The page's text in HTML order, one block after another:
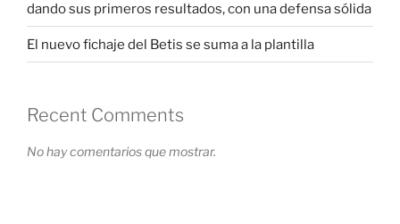
dando sus primeros resultados, con una defensa sólida
El nuevo fichaje del Betis se suma a la plantilla
Recent Comments
No hay comentarios que mostrar.